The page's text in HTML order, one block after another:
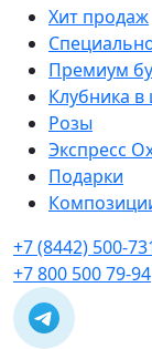
Хит продаж
Премиум
Клубника
Розы
Экспресс
Подарки
+7 (8442) 500-
+7 800 500 79-94